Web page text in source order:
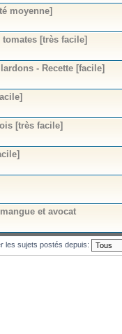
moyenne]
[très facile]
- Recette [facile]
[très facile]
et avocat
les sujets postés depuis: